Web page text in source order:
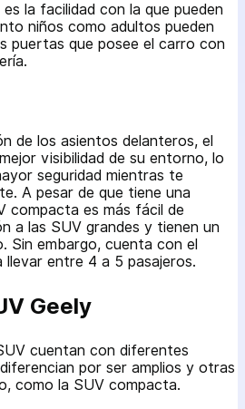
la facilidad con la que pueden
niños como adultos pueden
puertas que posee el carro con
de los asientos delanteros, el
visibilidad de su entorno, lo
seguridad mientras te
A pesar de que tiene una
compacta es más fácil de
a las SUV grandes y tienen un
Sin embargo, cuenta con el
entre 4 a 5 pasajeros.
Geely
cuentan con diferentes
por ser amplios y otras
como la SUV compacta.